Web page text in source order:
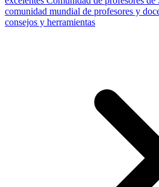
comunidad mundial de profesores y
consejos y herramientas